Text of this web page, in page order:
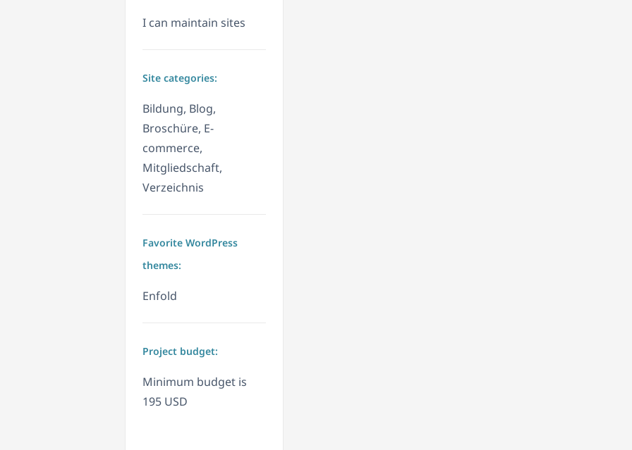
I can maintain sites
Site categories:
Bildung, Blog,
Broschüre, E-
commerce,
Mitgliedschaft,
Verzeichnis
Favorite WordPress
themes:
Enfold
Project budget:
Minimum budget is
195 USD